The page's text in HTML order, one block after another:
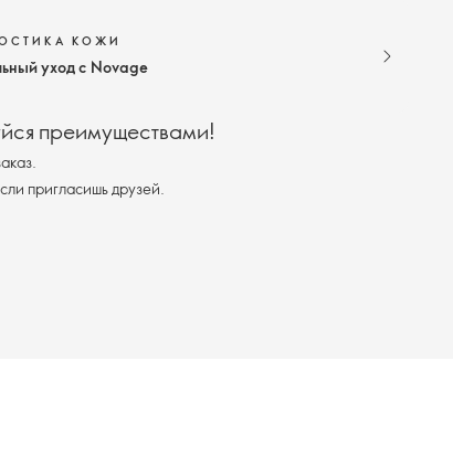
КОЖИ
уход с Novage
преимуществами!
пригласишь друзей.